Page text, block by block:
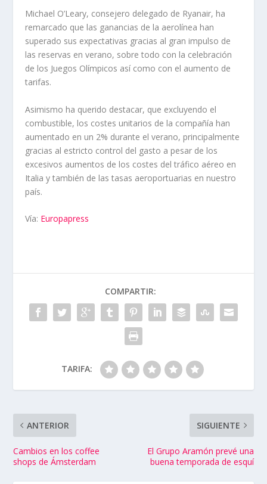
Michael O’Leary, consejero delegado de Ryanair, ha
remarcado que las ganancias de la aerolínea han
superado sus expectativas gracias al gran impulso de
las reservas en verano, sobre todo con la celebración
de los Juegos Olímpicos así como con el aumento de
tarifas.
Asimismo ha querido destacar, que excluyendo el
combustible, los costes unitarios de la compañía han
aumentado en un 2% durante el verano, principalmente
gracias al estricto control del gasto a pesar de los
excesivos aumentos de los costes del tráfico aéreo en
Italia y también de las tasas aeroportuarias en nuestro
país.
Vía: Europapress
COMPARTIR:
TARIFA:
ANTERIOR
Cambios en los coffee
shops de Ámsterdam
SIGUIENTE
El Grupo Aramón prevé una
buena temporada de esquí